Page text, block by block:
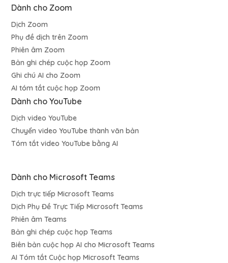
Dành cho Zoom
Dịch Zoom
Phụ đề dịch trên Zoom
Phiên âm Zoom
Bản ghi chép cuộc họp Zoom
Ghi chú AI cho Zoom
AI tóm tắt cuộc họp Zoom
Dành cho YouTube
Dịch video YouTube
Chuyển video YouTube thành văn bản
Tóm tắt video YouTube bằng AI
Dành cho Microsoft Teams
Dịch trực tiếp Microsoft Teams
Dịch Phụ Đề Trực Tiếp Microsoft Teams
Phiên âm Teams
Bản ghi chép cuộc họp Teams
Biên bản cuộc họp AI cho Microsoft Teams
AI Tóm tắt Cuộc họp Microsoft Teams